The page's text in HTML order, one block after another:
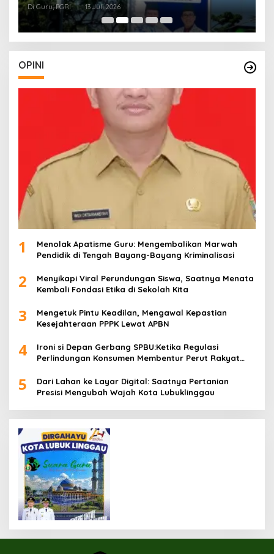
Di Guru, PGRI | 13 Juli 2026
OPINI
1
Menolak Apatisme Guru: Mengembalikan Marwah
Pendidik di Tengah Bayang-Bayang Kriminalisasi
2
Menyikapi Viral Perundungan Siswa, Saatnya Menata
Kembali Fondasi Etika di Sekolah Kita
3
Mengetuk Pintu Keadilan, Mengawal Kepastian
Kesejahteraan PPPK Lewat APBN
4
Ironi si Depan Gerbang SPBU:Ketika Regulasi
Perlindungan Konsumen Membentur Perut Rakyat
5
Dari Lahan ke Layar Digital: Saatnya Pertanian
Presisi Mengubah Wajah Kota Lubuklinggau